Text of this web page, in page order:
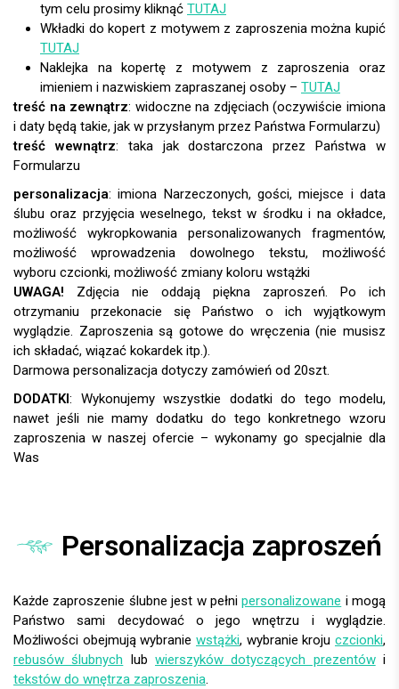
tym celu prosimy kliknąć TUTAJ
Wkładki do kopert z motywem z zaproszenia można kupić
TUTAJ
Naklejka na kopertę z motywem z zaproszenia oraz
imieniem i nazwiskiem zapraszanej osoby – TUTAJ
treść na zewnątrz: widoczne na zdjęciach (oczywiście imiona
i daty będą takie, jak w przysłanym przez Państwa Formularzu)
treść wewnątrz: taka jak dostarczona przez Państwa w
Formularzu
personalizacja:
UWAGA!
DODATKI:
Personalizacja zaproszeń
Każde zaproszenie ślubne jest w pełnipersonalizowane i mogą
Państwo sami decydować o jego wnętrzu i wyglądzie.
Możliwości obejmują wybranie wstążki, wybranie kroju czcionki,
rebusów ślubnych lubwierszyków dotyczących prezentówi
tekstów do wnętrza zaproszenia.